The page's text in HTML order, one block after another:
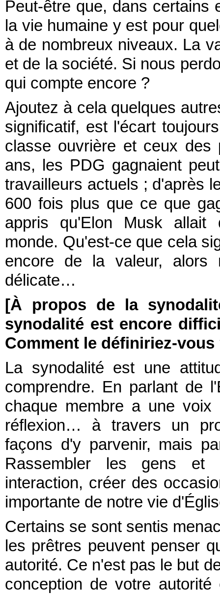
Peut-être que, dans certains
la vie humaine y est pour
à de nombreux niveaux. La
et de la société. Si nous
qui compte encore ?
Ajoutez à cela quelques
significatif, est l'écart
classe ouvrière et ceux
ans, les PDG gagnaient
travailleurs actuels ; d'après
600 fois plus que ce que
appris qu'Elon Musk allait
monde. Qu'est-ce que cela
encore de la valeur, alors
délicate…
[À propos de la
synodalité est encore
Comment le définiriez-vous
La synodalité est une
comprendre. En parlant de
chaque membre a une
réflexion… à travers un
façons d'y parvenir, mais
Rassembler les gens et
interaction, créer des
importante de notre vie
Certains se sont sentis
les prêtres peuvent penser
autorité. Ce n'est pas le but
conception de votre